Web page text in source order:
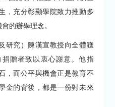
，充分彰顯學院致力推動多
的辦學理念。
研究）陳漢宣教授向全體獲
贈者致以衷心謝意。他指
，而公平與機會正是教育不
金的背後，都是一份對未來